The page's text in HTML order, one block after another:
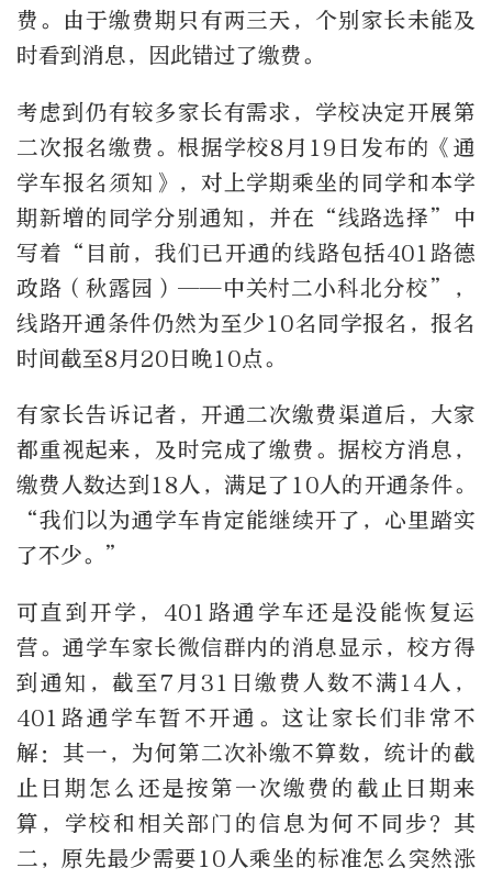
费。由于缴费期只有两三天，个别家长未能及
时看到消息，因此错过了缴费。
考虑到仍有较多家长有需求，学校决定开展第
二次报名缴费。根据学校8 月 19 日发布的《通
学车报名须知》，对上学期乘坐的同学和本学
期新增的同学分别通知，并在 “线路选择”
中
写着 “ 目前，我们已开通的线路包括401 路德
政路（秋露园） ——中关村二小科北分校”
，
线路开通条件仍然为至少 10名同学报名，报名
时间截至8月20日晚10点。
有家长告诉记者，开通二次缴费渠道后，大家
都重视起来，及时完成了缴费。据校方消息，
缴费人数达到 18人，满足了 10人的开通条件。
“我们以为通学车肯定能继续开了，心里踏实
了不少。 ”
可直到开学， 401 路通学车还是没能恢复运
营。通学车家长微信群内的消息显示，校方得
到通知，截至7 月 31 日缴费人数不满 14 人，
401 路通学车暂不开通。这让家长们非常不
解：其一，为何第二次补缴不算数，统计的截
止日期怎么还是按第一次缴费的截止日期来
算，学校和相关部门的信息为何不同步？其
二，原先最少需要 10人乘坐的标准怎么突然涨